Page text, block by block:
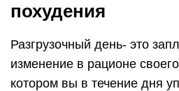
похудения
Разгрузочный день- это
изменение в рационе
котором вы в течение дня